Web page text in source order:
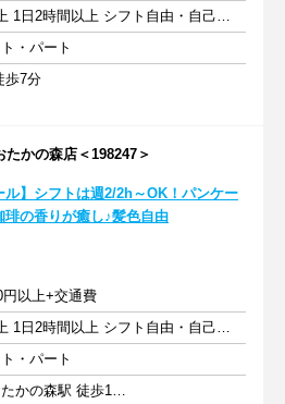
週2日以上 1日2時間以上 シフト自由・自己申告
・パート
歩7分
かの森店＜198247＞
ル】シフトは週2/2h～OK！パンケー
琲の香りが癒し♪髪色自由
円以上+交通費
週2日以上 1日2時間以上 シフト自由・自己申告
・パート
流山おおたかの森駅 徒歩11分